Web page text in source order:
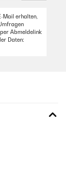
Mail erhalten,
Abmeldelink
Daten: